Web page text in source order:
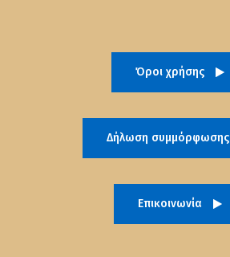
Όροι χρήσης
Δήλωση συμμόρφωσης
Επικοινωνία